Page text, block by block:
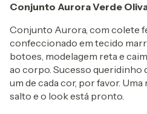
Conjunto Aurora Verde
Conjunto Aurora, com colete
confeccionado em tecido
botoes, modelagem reta e
ao corpo. Sucesso queridinho
um de cada cor, por favor.
salto e o look está pronto.